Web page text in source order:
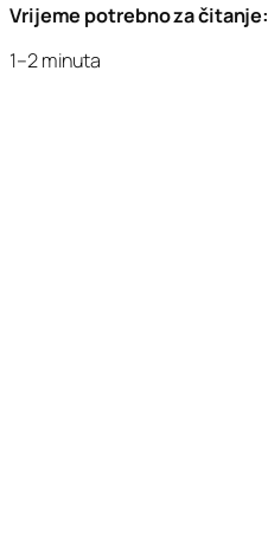
Vrijeme potrebno za čitanje:
1–2 minuta